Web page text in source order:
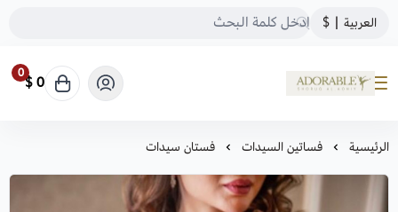
العربية |
$
ADORABLE
0 0 $
الرئيسية فساتين السيدات فستان سيدات